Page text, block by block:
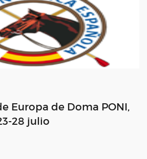
Europa de Doma PONI,
28 julio